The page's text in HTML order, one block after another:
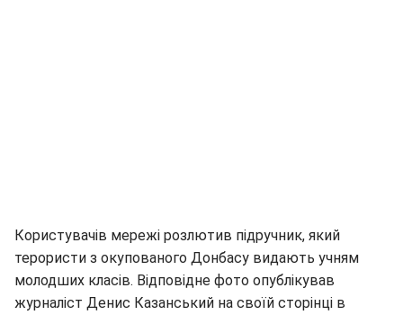
Користувачів мережі розлютив підручник, який
терористи з окупованого Донбасу видають учням
молодших класів. Відповідне фото опублікував
журналіст Денис Казанський на своїй сторінці в